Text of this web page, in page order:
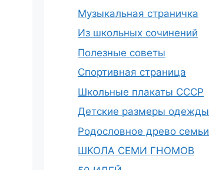
Музыкальная страничка
Из школьных сочинений
Полезные советы
Спортивная страница
Школьные плакаты СССР
Детские размеры одежды
Родословное древо семьи
ШКОЛА СЕМИ ГНОМОВ